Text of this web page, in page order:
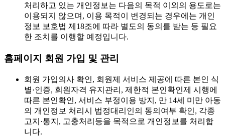
처리하고 있는 개인정보는 다음의 목적 이외의 용도로는
이용되지 않으며, 이용 목적이 변경되는 경우에는 개인
정보 보호법 제18조에 따라 별도의 동의를 받는 등 필요
한 조치를 이행할 예정입니다.
홈페이지 회원 가입 및 관리
회원 가입의사 확인, 회원제 서비스 제공에 따른 본인 식
별·인증, 회원자격 유지관리, 제한적 본인확인제 시행에
따른 본인확인, 서비스 부정이용 방지, 만 14세 미만 아동
의 개인정보 처리시 법정대리인의 동의여부 확인, 각종
고지·통지, 고충처리등을 목적으로 개인정보를 처리합
니다.